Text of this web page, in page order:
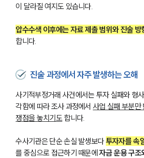
이 달라질 여지도 있습니다.
압수수색 이후에는 자료 제출 범위와 진술
합니다.
진술 과정에서 자주 발생하는 오해
사기적부정거래 사건에서는 투자 실패와 형
각함에 따라 조사 과정에서 사업 실패 부분만
쟁점을 놓치기도 합니다.
수사기관은 단순 손실 발생보다 투자자를 속
를 중심으로 접근하기 때문에 자금 운용 구조